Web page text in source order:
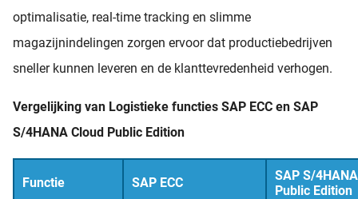
optimalisatie, real-time tracking en slimme
magazijnindelingen zorgen ervoor dat productiebedrijven
sneller kunnen leveren en de klanttevredenheid verhogen.
Vergelijking van Logistieke functies SAP ECC en SAP
S/4HANA Cloud Public Edition
Functie SAP ECC
SAP S/
Public Edition